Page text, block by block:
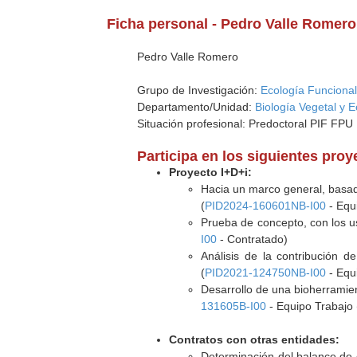
Ficha personal - Pedro Valle Romero
Pedro Valle Romero
Grupo de Investigación: Ecología
Departamento/Unidad: Biología Vegetal y
Situación profesional: Predoctoral PIF FPU
Participa en los siguientes
Proyecto I+D+i:
Hacia un marco general,
(PID2024-160601NB-I00 -
Prueba de concepto, con los
I00 - Contratado)
Análisis de la contribución
(PID2021-124750NB-I00 -
Desarrollo de una
131605B-I00 - Equipo Trabajo
Contratos con otras entidades: